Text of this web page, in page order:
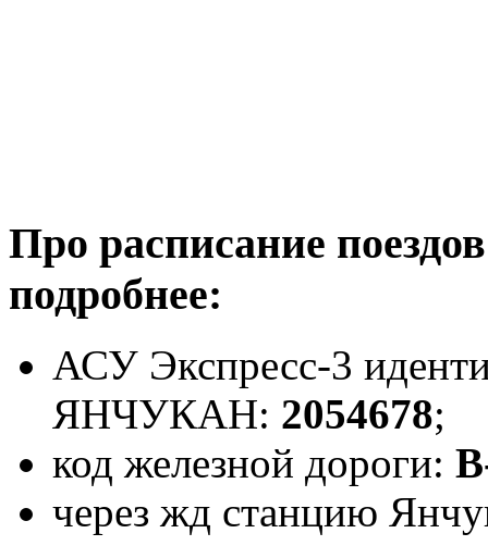
Про расписание
подробнее:
АСУ Экспресс-3
ЯНЧУКАН: 2054678;
код железной дороги:
через жд станцию